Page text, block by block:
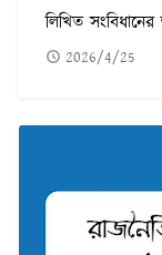
লিখিত
2026/4/25